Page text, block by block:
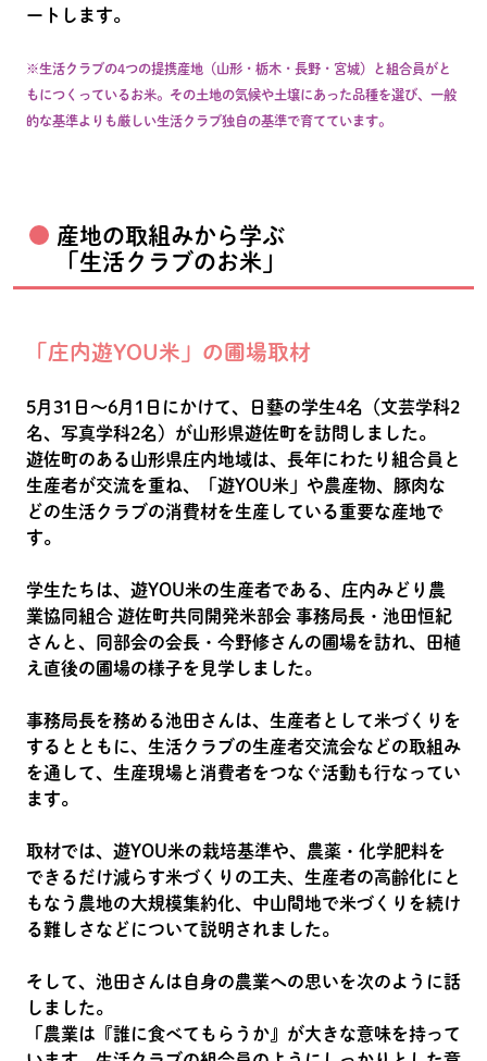
ートします。
※生活クラブの4つの提携産地（山形・栃木・長野・宮城）と組合員がと
もにつくっているお米。その土地の気候や土壌にあった品種を選び、一般
的な基準よりも厳しい生活クラブ独自の基準で育てています。
産地の取組みから学ぶ
「生活クラブのお米」
「庄内遊YOU米」の圃場取材
5月31日〜6月1日にかけて、日藝の学生4名（文芸学科2
名、写真学科2名）が山形県遊佐町を訪問しました。
遊佐町のある山形県庄内地域は、長年にわたり組合員と
生産者が交流を重ね、「遊YOU米」や農産物、豚肉な
どの生活クラブの消費材を生産している重要な産地で
す。
学生たちは、遊YOU米の生産者である、庄内みどり農
業協同組合 遊佐町共同開発米部会 事務局長・池田恒紀
さんと、同部会の会長・今野修さんの圃場を訪れ、田植
え直後の圃場の様子を見学しました。
事務局長を務める池田さんは、生産者として米づくりを
するとともに、生活クラブの生産者交流会などの取組み
を通して、生産現場と消費者をつなぐ活動も行なってい
ます。
取材では、遊YOU米の栽培基準や、農薬・化学肥料を
できるだけ減らす米づくりの工夫、生産者の高齢化にと
もなう農地の大規模集約化、中山間地で米づくりを続け
る難しさなどについて説明されました。
そして、池田さんは自身の農業への思いを次のように話
しました。
「農業は『誰に食べてもらうか』が大きな意味を持って